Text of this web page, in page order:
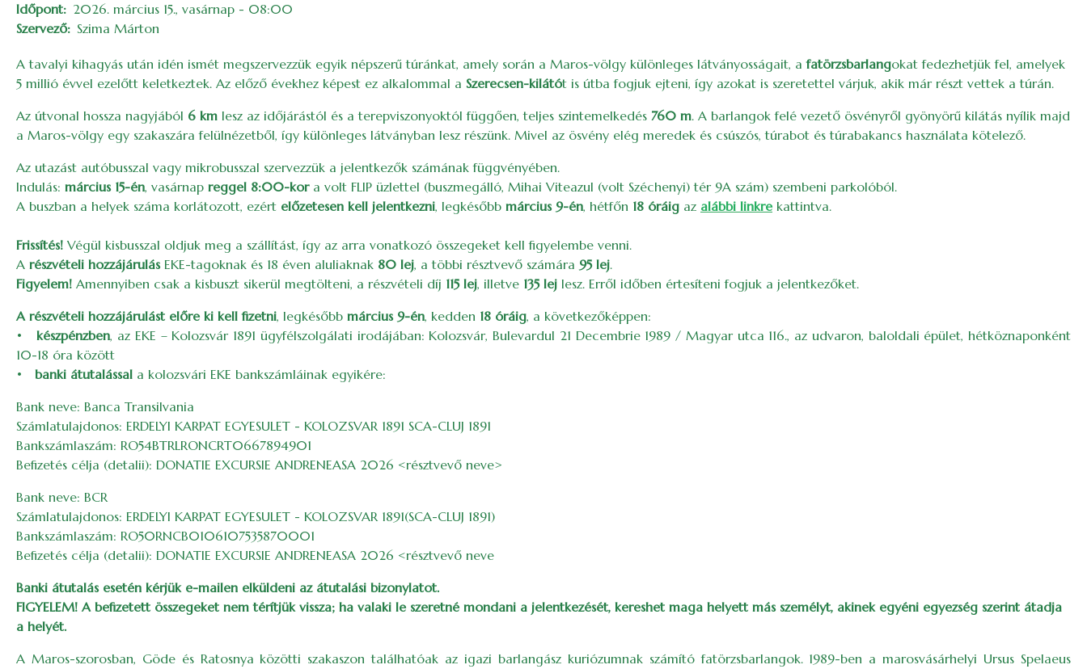
Időpont
2026. március 15., vasárnap - 08:00
Szervező
Szima Márton
A tavalyi kihagyás után idén ismét megszervezzük egyik népszerű túránkat, amely során a Maros-völgy különleges látványosságait, afatörzsbarlangokat fedezhetjük fel, amelyek
5 millió évvel ezelőtt keletkeztek. Az előző évekhez képest ez alkalommal a Szerecsen-kilátót is útba fogjuk ejteni, így azokat is szeretettel várjuk, akik már részt vettek a túrán.
Az útvonal hossza nagyjából 6 km lesz az időjárástól és a terepviszonyoktól függően, teljes szintemelkedés 760 m. A barlangok felé vezető ösvényről gyönyörű kilátás nyílik majd
a Maros-völgy egy szakaszára felülnézetből, így különleges látványban lesz részünk. Mivel az ösvény elég meredek és csúszós, túrabot és túrabakancs használata kötelező.
Az utazást autóbusszal vagy mikrobusszal szervezzük a jelentkezők számának függvényében.
Indulás: március 15-én, vasárnap reggel 8:00-kora volt FLIP üzlettel (buszmegálló, Mihai Viteazul (volt Széchenyi) tér 9A szám) szembeni parkolóból.
A buszban a helyek száma korlátozott, ezért előzetesen kell jelentkezni, legkésőbb március 9-én, hétfőn 18 óráig az alábbi linkre kattintva.
Frissítés! Végül kisbusszal oldjuk meg a szállítást, így az arra vonatkozó összegeket kell figyelembe venni.
A részvételi hozzájárulás EKE-tagoknak és 18 éven aluliaknak 80 lej, a többi résztvevő számára 95 lej.
Figyelem! Amennyiben csak a kisbuszt sikerül megtölteni, a részvételi díj 115 lej, illetve 135 lej lesz. Erről időben értesíteni fogjuk a jelentkezőket.
A részvételi hozzájárulást előre ki kell fizetni, legkésőbb március 9-én, kedden 18 óráig, a következőképpen:
•készpénzben, az EKE – Kolozsvár 1891 ügyfélszolgálati irodájában: Kolozsvár, Bulevardul 21 Decembrie 1989 / Magyar utca 116., az udvaron, baloldali épület, hétköznaponként
10-18 óra között
• banki átutalással a kolozsvári EKE bankszámláinak egyikére:
Bank neve: Banca Transilvania
Számlatulajdonos: ERDELYI KARPAT EGYESULET - KOLOZSVAR 1891 SCA-CLUJ 1891
Bankszámlaszám: RO54BTRLRONCRT0667894901
Befizetés célja (detalii): DONATIE EXCURSIE ANDRENEASA 2026 <résztvevő neve>
Bank neve: BCR
Számlatulajdonos: ERDELYI KARPAT EGYESULET - KOLOZSVAR 1891(SCA-CLUJ 1891)
Bankszámlaszám: RO50RNCB0106107535870001
Befizetés célja (detalii): DONATIE EXCURSIE ANDRENEASA 2026 <résztvevő neve
Banki átutalás esetén kérjük e-mailen elküldeni az átutalási bizonylatot.
FIGYELEM! A befizetett összegeket nem térítjük vissza; ha valaki le szeretné mondani a jelentkezését, kereshet maga helyett más személyt, akinek egyéni egyezség szerint átadja
a helyét.
A Maros-szorosban, Göde és Ratosnya közötti szakaszon találhatóak az igazi barlangász kuriózumnak számító fatörzsbarlangok. 1989-ben a marosvásárhelyi Ursus Spelaeus